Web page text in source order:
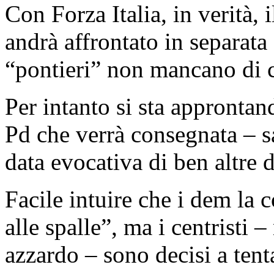
Con Forza Italia, in verità,
andrà affrontato in
“pontieri” non mancano di
Per intanto si sta
Pd che verrà consegnata
data evocativa di ben altre
Facile intuire che i dem la
alle spalle”, ma i centristi –
azzardo – sono decisi a